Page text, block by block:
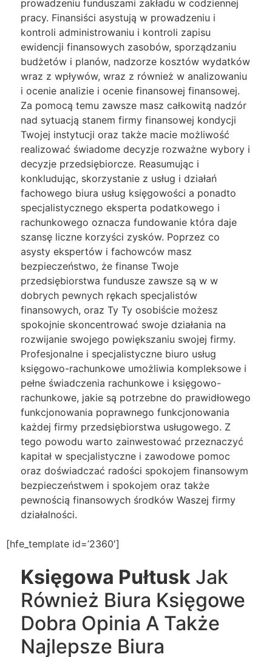
prowadzeniu funduszami zakładu w codziennej
pracy. Finansiści asystują w prowadzeniu i
kontroli administrowaniu i kontroli zapisu
ewidencji finansowych zasobów, sporządzaniu
budżetów i planów, nadzorze kosztów wydatków
wraz z wpływów, wraz z również w analizowaniu
i ocenie analizie i ocenie finansowej finansowej.
Za pomocą temu zawsze masz całkowitą nadzór
nad sytuacją stanem firmy finansowej kondycji
Twojej instytucji oraz także macie możliwość
realizować świadome decyzje rozważne wybory i
decyzje przedsiębiorcze. Reasumując i
konkludując, skorzystanie z usług i działań
fachowego biura usług księgowości a ponadto
specjalistycznego eksperta podatkowego i
rachunkowego oznacza fundowanie która daje
szansę liczne korzyści zysków. Poprzez co
asysty ekspertów i fachowców masz
bezpieczeństwo, że finanse Twoje
przedsiębiorstwa fundusze zawsze są w w
dobrych pewnych rękach specjalistów
finansowych, oraz Ty Ty osobiście możesz
spokojnie skoncentrować swoje działania na
rozwijanie swojego powiększaniu swojej firmy.
Profesjonalne i specjalistyczne biuro usług
księgowo-rachunkowe umożliwia kompleksowe i
pełne świadczenia rachunkowe i księgowo-
rachunkowe, jakie są potrzebne do prawidłowego
funkcjonowania poprawnego funkcjonowania
każdej firmy przedsiębiorstwa usługowego. Z
tego powodu warto zainwestować przeznaczyć
kapitał w specjalistyczne i zawodowe pomoc
oraz doświadczać radości spokojem finansowym
bezpieczeństwem i spokojem oraz także
pewnością finansowych środków Waszej firmy
działalności.
[hfe_template id=’2360′]
Księgowa Pułtusk Jak
Również Biura Księgowe
Dobra Opinia A Także
Najlepsze Biura